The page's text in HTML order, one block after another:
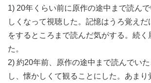
1) 20年くらい前に原作の途中まで読ん
しくなって視聴した。記憶はうろ覚え
をするところまで読んだ気がする。続く
た。
2) 約20年前、原作の途中まで読んでい
し、懐かしくて観ることにした。あまり